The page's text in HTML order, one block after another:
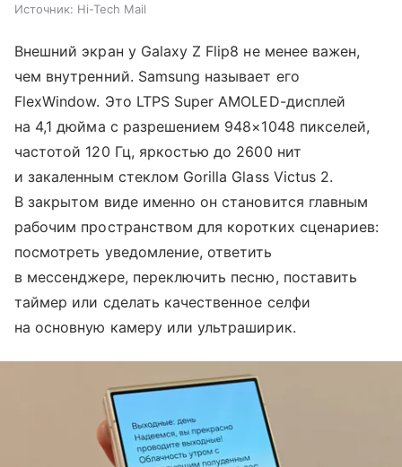
Источник: Hi-Tech Mail
Внешний экран у Galaxy Z Flip8 не менее важен,
чем внутренний. Samsung называет его
FlexWindow. Это LTPS Super AMOLED-дисплей
на 4,1 дюйма с разрешением 948×1048 пикселей,
частотой 120 Гц, яркостью до 2600 нит
и закаленным стеклом Gorilla Glass Victus 2.
В закрытом виде именно он становится главным
рабочим пространством для коротких сценариев:
посмотреть уведомление, ответить
в мессенджере, переключить песню, поставить
таймер или сделать качественное селфи
на основную камеру или ультраширик.